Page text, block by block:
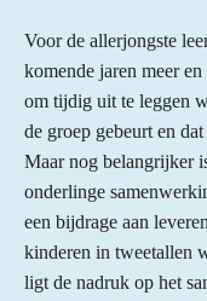
Voor de allerjongste
komende jaren meer
om tijdig uit te leggen
de groep gebeurt en
Maar nog belangrijker
onderlinge
een bijdrage aan
kinderen in tweetallen
ligt de nadruk op het